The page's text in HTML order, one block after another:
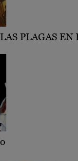
PLAGAS EN